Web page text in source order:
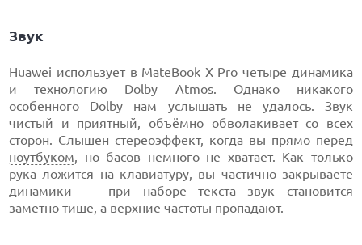
Звук
Huawei использует в MateBook X Pro четыре динамика
и технологию Dolby Atmos. Однако никакого
особенного Dolby нам услышать не удалось. Звук
чистый и приятный, объёмно обволакивает со всех
сторон. Слышен стереоэффект, когда вы прямо перед
ноутбуком, но басов немного не хватает. Как только
рука ложится на клавиатуру, вы частично закрываете
динамики — при наборе текста звук становится
заметно тише, а верхние частоты пропадают.